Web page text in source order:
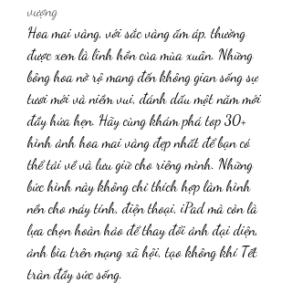
vượng
Hoa mai vàng, với sắc vàng ấm áp, thường
được xem là linh hồn của mùa xuân. Những
bông hoa nở rộ mang đến không gian sống sự
tươi mới và niềm vui, đánh dấu một năm mới
đầy hứa hẹn. Hãy cùng khám phá top 30+
hình ảnh hoa mai vàng đẹp nhất để bạn có
thể tải về và lưu giữ cho riêng mình. Những
bức hình này không chỉ thích hợp làm hình
nền cho máy tính, điện thoại, iPad mà còn là
lựa chọn hoàn hảo để thay đổi ảnh đại diện,
ảnh bìa trên mạng xã hội, tạo không khí Tết
tràn đầy sức sống.